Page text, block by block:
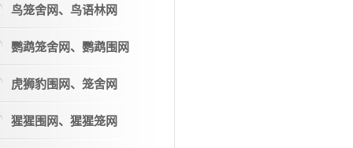
鸟笼舍网、鸟语林网
鹦鹉笼舍网、鹦鹉围网
虎狮豹围网、笼舍网
猩猩围网、猩猩笼网